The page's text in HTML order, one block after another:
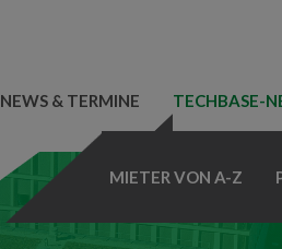
NEWS & TERMINE TECHBASE-
MIETER VON A-Z